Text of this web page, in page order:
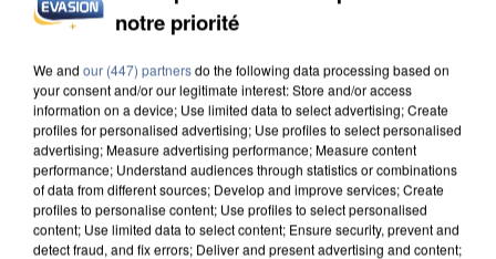
DE SOLIDARITÉ AVEC LES...
notre priorité
We and our (447) partnersdo the following data processing based on
your consent and/or our legitimate interest: Store and/or access
information on a device; Use limited data to select advertising; Create
profiles for personalised advertising; Use profiles to select personalised
advertising; Measure advertising performance; Measure content
performance; Understand audiences through statistics or combinations
of data from different sources; Develop and improve services; Create
profiles to personalise content; Use profiles to select personalised
content; Use limited data to select content; Ensure security, prevent and
detect fraud, and fix errors; Deliver and present advertising and content;